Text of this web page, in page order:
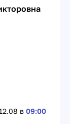
в 09:00